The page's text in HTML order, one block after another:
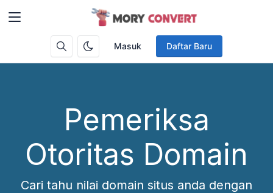
Masuk Daftar Baru
Pemeriksa
Otoritas Domain
Cari tahu nilai domain situs anda dengan